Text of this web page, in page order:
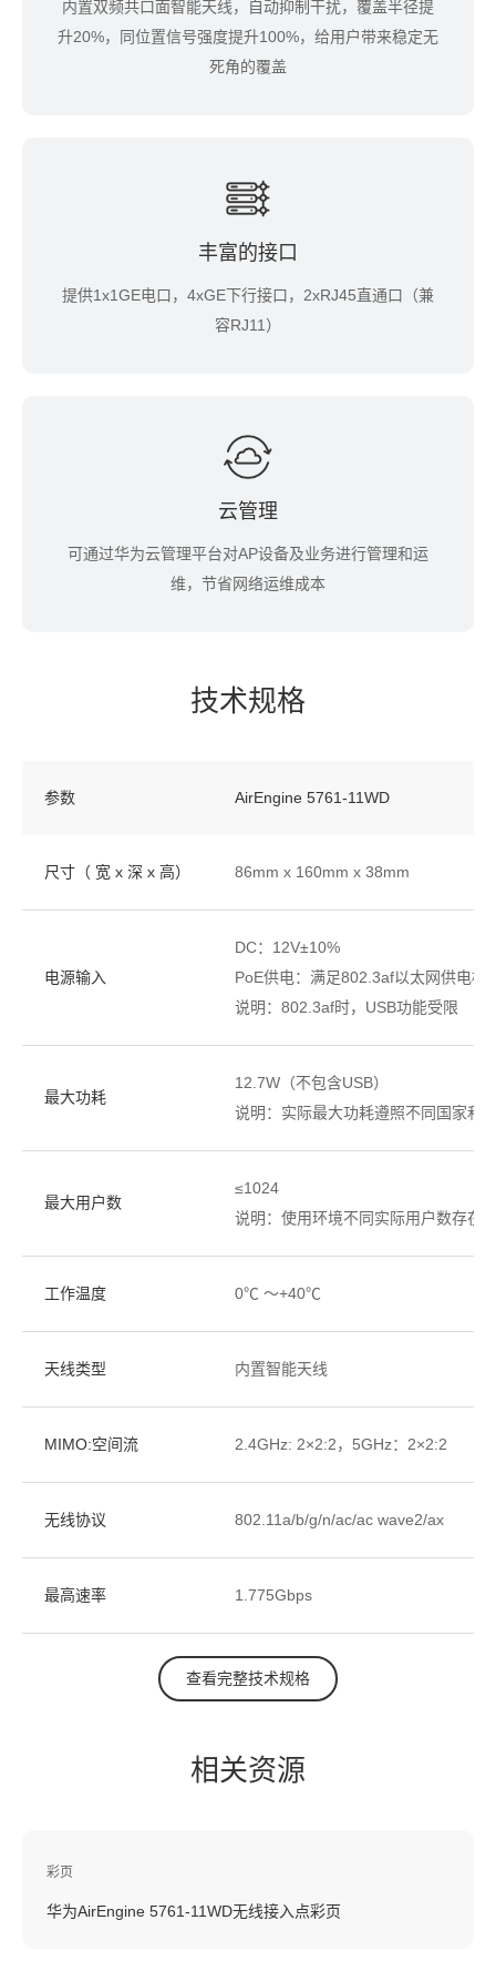
内置双频共口面智能天线，自动抑制干扰，覆盖半径提
升20%，同位置信号强度提升100%，给用户带来稳定无
死角的覆盖
丰富的接口
提供1x1GE电口，4xGE下行接口，2xRJ45直通口（兼
容RJ11）
云管理
可通过华为云管理平台对AP设备及业务进行管理和运
维，节省网络运维成本
技术规格
参数 AirEngine 5761-11WD
尺寸（ 宽 x 深 x 高） 86mm x 160mm x 38mm
电源输入
DC：12V±10%
PoE供电：满足802.3af以太网供电标
说明：802.3af时，USB功能受限
最大功耗
12.7W（不包含USB）
说明：实际最大功耗遵照不同国家和
最大用户数
≤1024
说明：使用环境不同实际用户数存在
工作温度 0℃ ～+40℃
天线类型 内置智能天线
MIMO:空间流 2.4GHz: 2×2:2，5GHz：2×2:2
无线协议 802.11a/b/g/n/ac/ac wave2/ax
最高速率 1.775Gbps
查看完整技术规格
相关资源
彩页
华为AirEngine 5761-11WD无线接入点彩页